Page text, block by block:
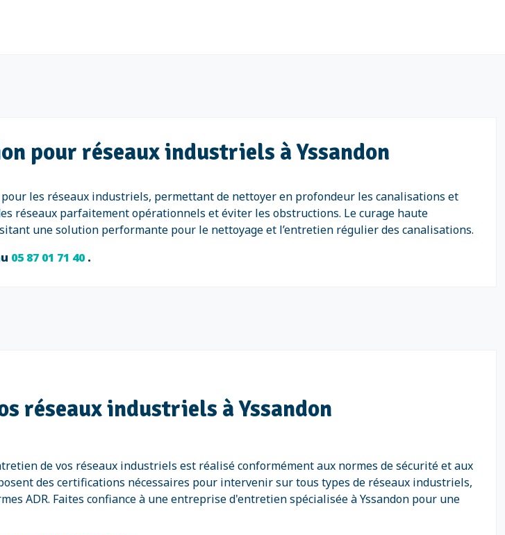
pour réseaux industriels à Yssandon
les réseaux industriels, permettant de nettoyer en profondeur les canalisations et
réseaux parfaitement opérationnels et éviter les obstructions. Le curage haute
une solution performante pour le nettoyage et l’entretien régulier des canalisations.
05 87 01 71 40.
réseaux industriels à Yssandon
de vos réseaux industriels est réalisé conformément aux normes de sécurité et aux
des certifications nécessaires pour intervenir sur tous types de réseaux industriels,
ADR. Faites confiance à une entreprise d'entretien spécialisée à Yssandon pour une